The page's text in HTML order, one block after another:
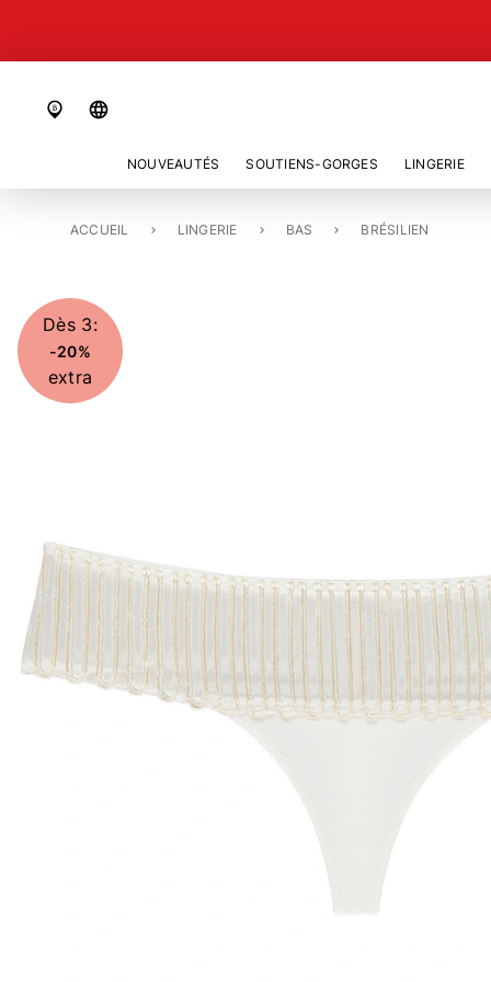
language
NOUVEAUTÉS SOUTIENS-GORGES LINGERIE
ACCUEIL LINGERIE BAS BRÉSILIEN
SLIP BRÉSILIEN «RODINA»
Dès 3:
-20%
extra